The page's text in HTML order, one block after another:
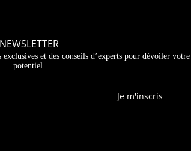
NEWSLETTER
et des conseils d’experts pour dévoiler votre
potentiel.
Je m'inscris